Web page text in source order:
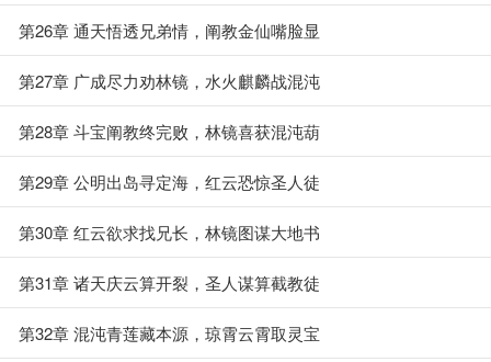
第26章 通天悟透兄弟情，阐教金仙嘴脸显
第27章 广成尽力劝林镜，水火麒麟战混沌
第28章 斗宝阐教终完败，林镜喜获混沌葫
第29章 公明出岛寻定海，红云恐惊圣人徒
第30章 红云欲求找兄长，林镜图谋大地书
第31章 诸天庆云算开裂，圣人谋算截教徒
第32章 混沌青莲藏本源，琼霄云霄取灵宝